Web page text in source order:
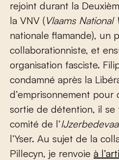
rejoint durant la
la VNV (Vlaams National
nationale flamande), un
collaborationniste, et
organisation fasciste.
condamné après la
d’emprisonnement pour
sortie de détention, il se
comité de l’
l’Yser. Au sujet de la
Pillecyn, je renvoie à